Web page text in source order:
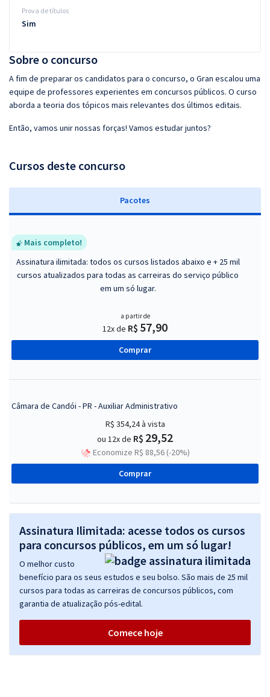
Sobre o concurso
A fim de preparar os candidatos para o concurso, o Gran escalou uma
equipe de professores experientes em concursos públicos. O curso
aborda a teoria dos tópicos mais relevantes dos últimos editais.
Então, vamos unir nossas forças! Vamos estudar juntos?
Cursos deste concurso
Pacotes
Mais completo!
Assinatura ilimitada: todos os cursos listados abaixo e + 25 mil
cursos atualizados para todas as carreiras do serviço público
em um só lugar.
a partir de
12x de R$ 57,90
Comprar
Câmara de Candói - PR - Auxiliar Administrativo
R$ 354,24à vista
ou 12x de R$ 29,52
Economize R$ 88,56 (-20%)
Comprar
Assinatura Ilimitada: acesse todos os cursos
para concursos públicos, em um só lugar!
O melhor custo
benefício para os seus estudos e seu bolso. São mais de 25 mil
cursos para todas as carreiras de concursos públicos, com
garantia de atualização pós-edital.
Comece hoje
Prova de títulos
Sim